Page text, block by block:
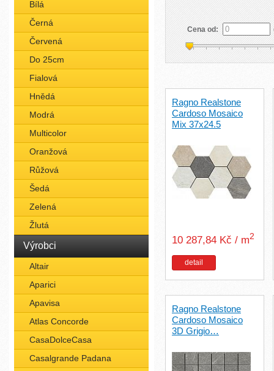
Bílá
Černá
Červená
Do 25cm
Fialová
Hnědá
Modrá
Multicolor
Oranžová
Růžová
Šedá
Zelená
Žlutá
Výrobci
Altair
Aparici
Apavisa
Atlas Concorde
CasaDolceCasa
Casalgrande Padana
Cena od:
Ragno Realstone
Cardoso Mosaico
Mix 37x24.5
10 287,84 Kč / m2
detail
Ragno Realstone
Cardoso Mosaico
3D Grigio…